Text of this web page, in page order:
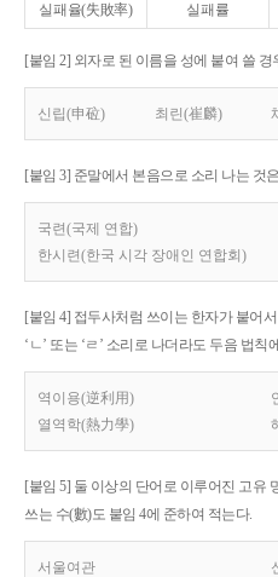
실패율(失敗率) 실패률
[붙임 2] 외자로 된 이름을 성에 붙여 쓸
신립(申砬) 최린(崔麟)
[붙임 3] 준말에서 본음으로 소리 나는 것
국련(국제 연합)
한시련(한국 시각 장애인 연합회)
[붙임 4] 접두사처럼 쓰이는 한자가 붙어
‘ㄴ’ 또는 ‘ㄹ’ 소리로 나더라도 두음 법칙
역이용(逆利用)
열역학(熱力學)
[붙임 5] 둘 이상의 단어로 이루어진 고유
쓰는 수(數)도 붙임 4에 준하여 적는다.
서울여관